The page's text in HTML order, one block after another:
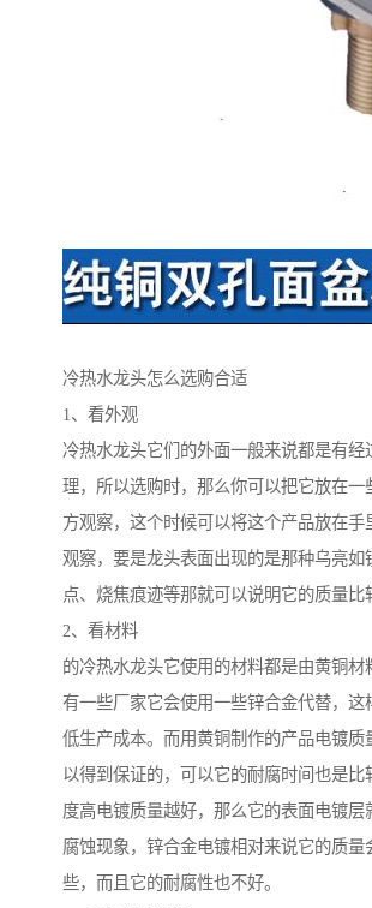
冷热水龙头怎么选购合适
1、看外观
冷热水龙头它们的外面一般来说都是有经
理，所以选购时，那么你可以把它放在一
方观察，这个时候可以将这个产品放在手
观察，要是龙头表面出现的是那种乌亮如
点、烧焦痕迹等那就可以说明它的质量比
2、看材料
的冷热水龙头它使用的材料都是由黄铜材
有一些厂家它会使用一些锌合金代替，这
低生产成本。而用黄铜制作的产品电镀质
以得到保证的，可以它的耐腐时间也是比
度高电镀质量越好，那么它的表面电镀层
腐蚀现象，锌合金电镀相对来说它的质量
些，而且它的耐腐性也不好。